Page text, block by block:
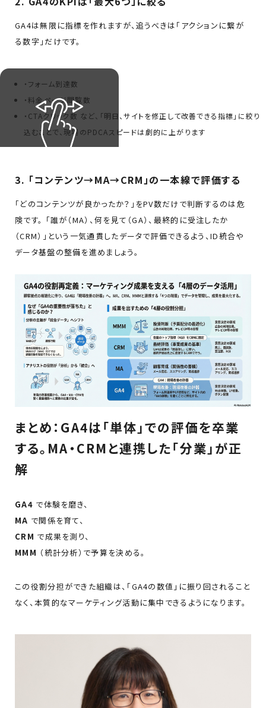
GA4は無限に指標を作れますが、追うべきは「アクションに繋が
る数字」だけです。
・フォーム到達数
・料金ページ閲覧数
・CTAクリック数 など、「明日、サイトを修正して改善できる指標」に絞り
込むことで、現場のPDCAスピードは劇的に上がります
3. 「コンテンツ→MA→CRM」の一本線で評価する
「どのコンテンツが良かったか？」をPV数だけで判断するのは危
険です。 「誰が（MA）、何を見て（GA）、最終的に受注したか
（CRM）」という一気通貫したデータで評価できるよう、ID統合や
データ基盤の整備を進めましょう。
まとめ：GA4は「単体」での評価を卒業
する。MA・CRMと連携した「分業」が正
解
GA4 で体験を磨き、
MA で関係を育て、
CRM で成果を測り、
MMM （統計分析）で予算を決める。
この役割分担ができた組織は、「GA4の数値」に振り回されること
なく、本質的なマーケティング活動に集中できるようになります。